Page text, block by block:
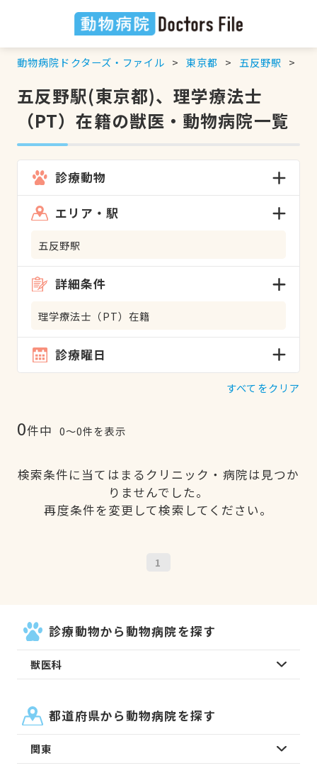
動物病院ドクターズ・ファイル 東京都 五反野駅
五反野駅(東京都)、理学療法士
（PT）在籍の獣医・動物病院一覧
診療動物
エリア・駅
五反野駅
詳細条件
理学療法士（PT）在籍
診療曜日
すべてをクリア
0件中 0〜0件を表示
検索条件に当てはまるクリニック・病院は見つか
りませんでした。
再度条件を変更して検索してください。
1
診療動物から動物病院を探す
獣医科
都道府県から動物病院を探す
関東